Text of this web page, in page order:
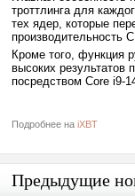
троттлинга для
тех ядер, которые
производительность
Кроме того, функция
высоких результатов
посредством Core i9-
Подробнее на iXBT
Предыдущие